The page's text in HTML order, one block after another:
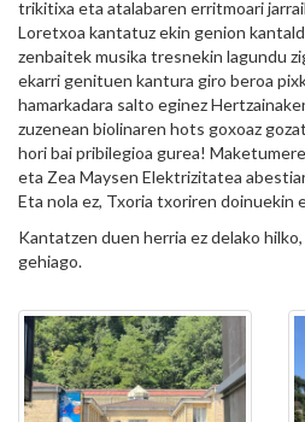
trikitixa eta atalabaren erritmoari
Loretxoa kantatuz ekin genion
zenbaitek musika tresnekin lagundu
ekarri genituen kantura giro beroa
hamarkadara salto eginez
zuzenean biolinaren hots goxoaz
hori bai pribilegioa gurea!
eta Zea Maysen Elektrizitatea
Eta nola ez, Txoria txoriren doinuekin
Kantatzen duen herria ez delako
gehiago.